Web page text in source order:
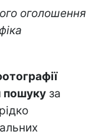
оголошення
пошуку за